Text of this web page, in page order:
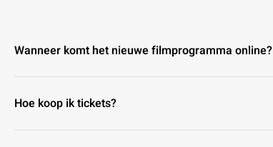
Wanneer komt het nieuwe filmprogramma online?
Hoe koop ik tickets?